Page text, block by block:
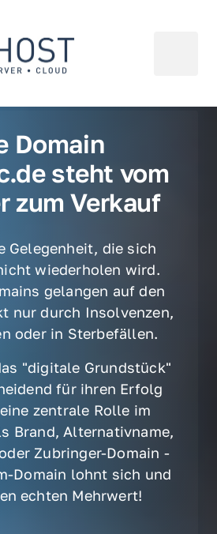
Domain
steht vom
zum Verkauf
Gelegenheit, die sich
wiederholen wird.
gelangen auf den
nur durch Insolvenzen,
oder in Sterbefällen.
"digitale Grundstück"
für ihren Erfolg
zentrale Rolle im
Brand, Alternativname,
Zubringer-Domain -
Domain lohnt sich und
echten Mehrwert!